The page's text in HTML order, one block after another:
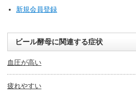
新規会員登録
ビール酵母に関連する症状
血圧が高い
疲れやすい